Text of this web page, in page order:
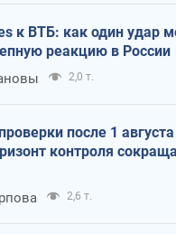
к ВТБ: как один удар
реакцию в России
2,0 т.
после 1
контроля
2,6 т.